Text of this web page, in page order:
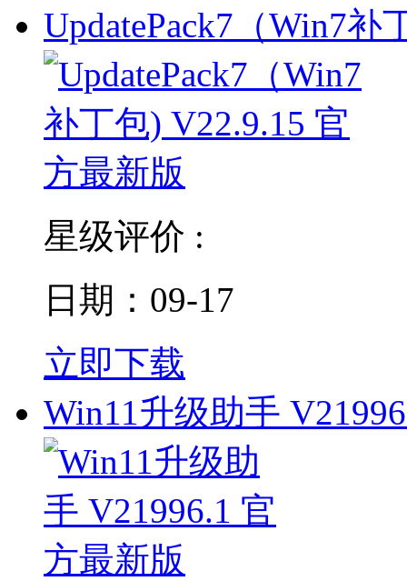
UpdatePack7（Win7补
星级评价 :
日期：09-17
立即下载
Win11升级助手